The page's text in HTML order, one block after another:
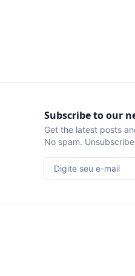
Subscribe to our
Get the latest posts
No spam.
Digite seu e-mail